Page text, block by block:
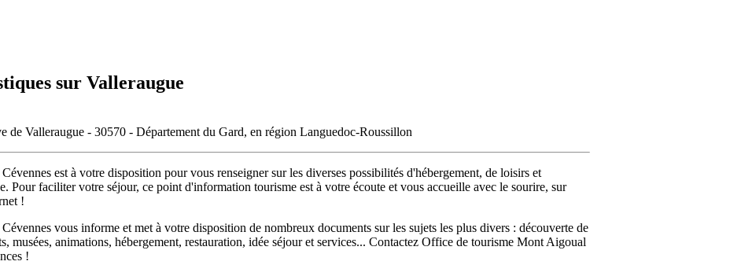
sur Valleraugue
Valleraugue - 30570 - Département du Gard, en région Languedoc-Roussillon
est à votre disposition pour vous renseigner sur les diverses possibilités d'hébergement, de loisirs et
Pour faciliter votre séjour, ce point d'information tourisme est à votre écoute et vous accueille avec le sourire, sur
!
vous informe et met à votre disposition de nombreux documents sur les sujets les plus divers : découverte de
musées, animations, hébergement, restauration, idée séjour et services... Contactez Office de tourisme Mont Aigoual
!